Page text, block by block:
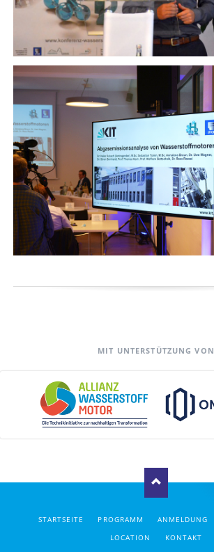
MIT UNTERSTÜTZUNG VON
STARTSEITE PROGRAMM ANMELDUNG
LOCATION
KONTAKT